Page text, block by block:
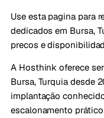
Use esta pagina para
dedicados em Bursa,
precos e
A Hosthink oferece
Bursa, Turquia desde
implantação
escalonamento